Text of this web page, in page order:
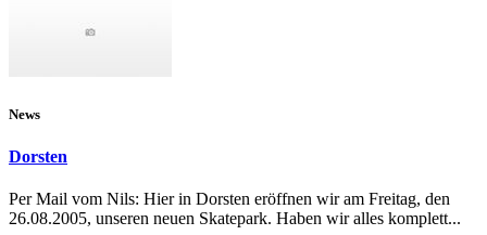
News
Dorsten
Per Mail vom Nils: Hier in Dorsten eröffnen wir am Freitag, den
26.08.2005, unseren neuen Skatepark. Haben wir alles komplett...